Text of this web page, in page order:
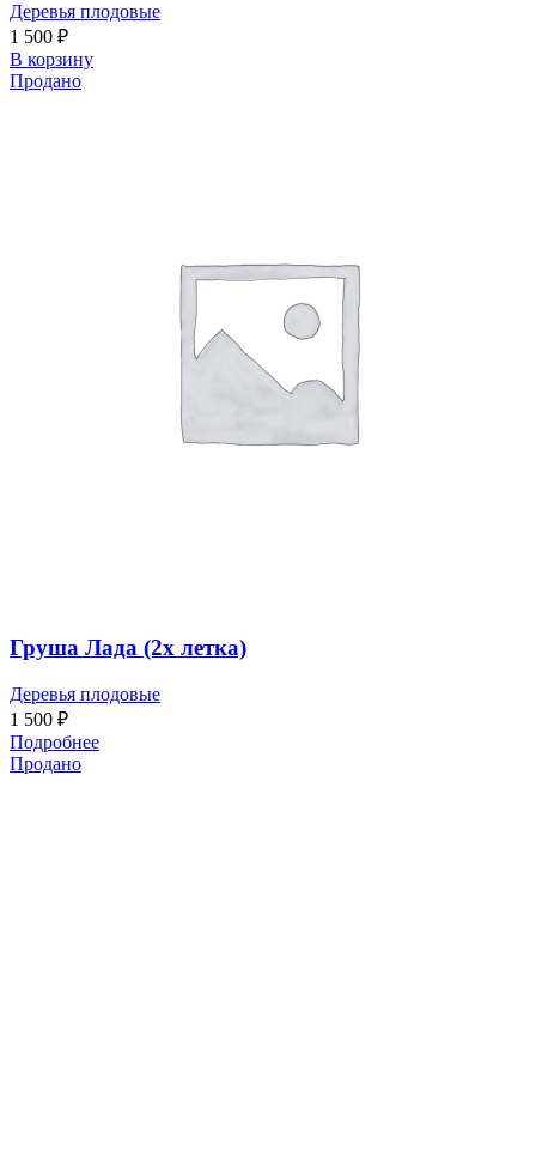
Деревья плодовые
1 500 ₽
В корзину
Продано
Груша Лада (2х летка)
Деревья плодовые
1 500 ₽
Подробнее
Продано